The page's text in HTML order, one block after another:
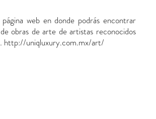
web en donde podrás encontrar
obras de arte de artistas reconocidos
http://uniqluxury.com.mx/art/